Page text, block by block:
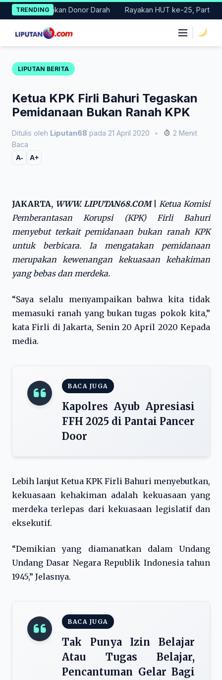
Skip
to
content
TRENDING
Gerakan Donor Darah Rayakan HUT ke-25, Partai
LIPUTAN BERITA
Ketua KPK Firli Bahuri Tegaskan
Pemidanaan Bukan Ranah KPK
Ditulis oleh Liputan68 pada 21 April 2020 •
2 Menit
Baca
A- A+
JAKARTA, WWW. LIPUTAN68.COM|
Ketua Komisi
Pemberantasan Korupsi (KPK) Firli Bahuri
menyebut terkait pemidanaan bukan ranah KPK
untuk berbicara. Ia mengatakan pemidanaan
merupakan kewenangan kekuasaan kehakiman
yang bebas dan merdeka.
“Saya selalu menyampaikan bahwa kita tidak
memasuki ranah yang bukan tugas pokok kita,”
kata Firli di Jakarta, Senin 20 April 2020 Kepada
media.
BACA JUGA
Kapolres Ayub Apresiasi
FFH 2025 di Pantai Pancer
Door
Lebih lanjut Ketua KPK Firli Bahuri menyebutkan,
kekuasaan kehakiman adalah kekuasaan yang
merdeka terlepas dari kekuasaan legislatif dan
eksekutif.
“Demikian yang diamanatkan dalam Undang
Undang Dasar Negara Republik Indonesia tahun
1945,” Jelasnya.
BACA JUGA
Tak Punya Izin Belajar
Atau Tugas Belajar,
Pencantuman Gelar Bagi